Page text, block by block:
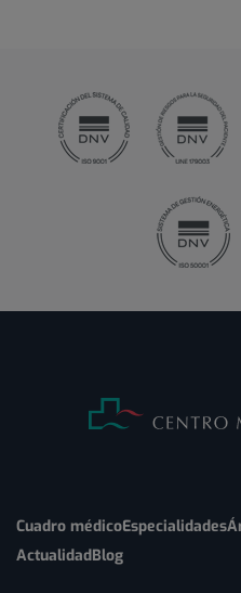
Cuadro médicoEspecialidades
ActualidadBlog